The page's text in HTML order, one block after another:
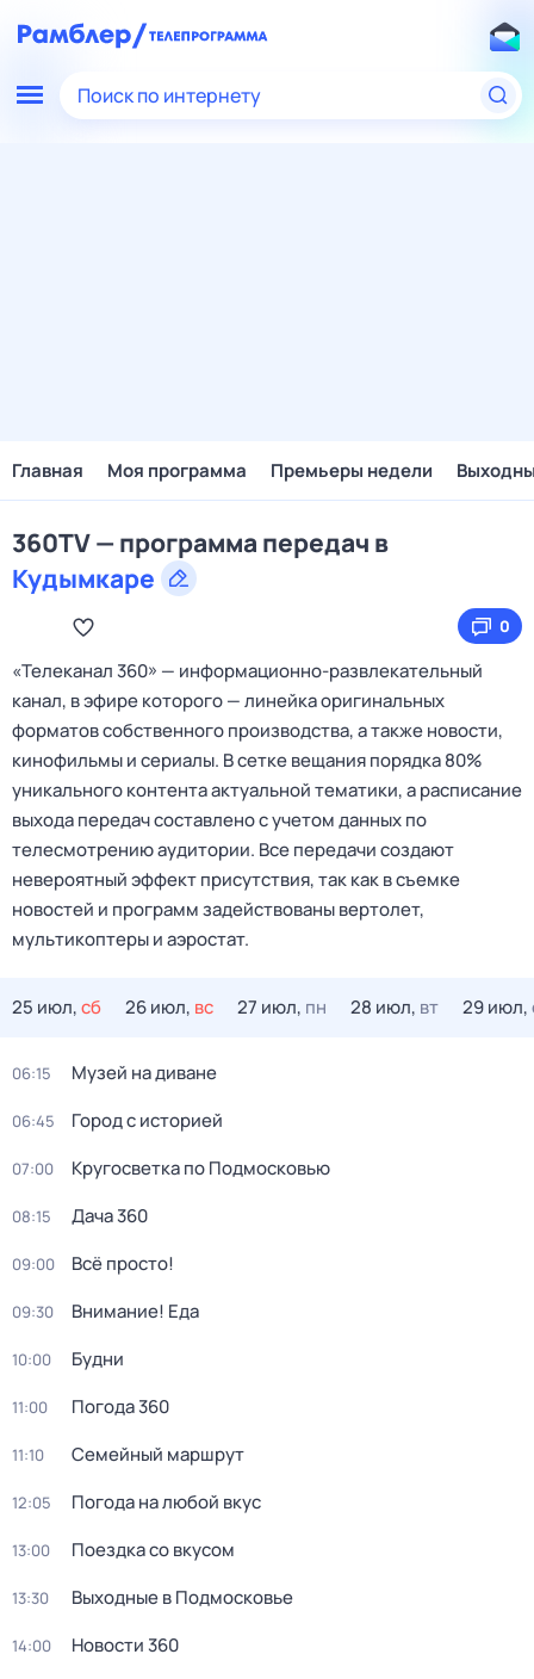
Поиск по интернету
Главная Моя программа Премьеры недели
360TV — программа передач в
Кудымкаре
0
«Телеканал 360» — информационно‑развлекательный
канал, в эфире которого — линейка оригинальных
форматов собственного производства, а также новости,
кинофильмы и сериалы. В сетке вещания порядка 80%
уникального контента актуальной тематики, а расписание
выхода передач составлено с учетом данных по
телесмотрению аудитории. Все передачи создают
невероятный эффект присутствия, так как в съемке
новостей и программ задействованы вертолет,
мультикоптеры и аэростат.
25 июл,сб 26 июл, вс 27 июл, пн 28 июл, вт 29 июл,
06:15 Музей на диване
06:45 Город с историей
07:00 Кругосветка по Подмосковью
08:15 Дача 360
09:00 Всё просто!
09:30 Внимание! Еда
10:00 Будни
11:00 Погода 360
11:10 Семейный маршрут
12:05 Погода на любой вкус
13:00 Поездка со вкусом
13:30 Выходные в Подмосковье
14:00 Новости 360